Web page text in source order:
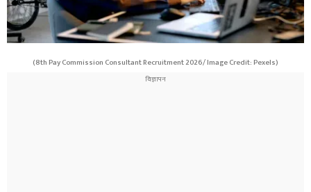
(8th Pay Commission Consultant Recruitment 2026/ Image Credit: Pexels)